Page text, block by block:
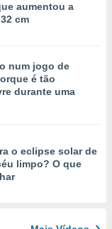
aumentou a
cm
num jogo de
é tão
durante uma
o eclipse solar de
limpo? O que